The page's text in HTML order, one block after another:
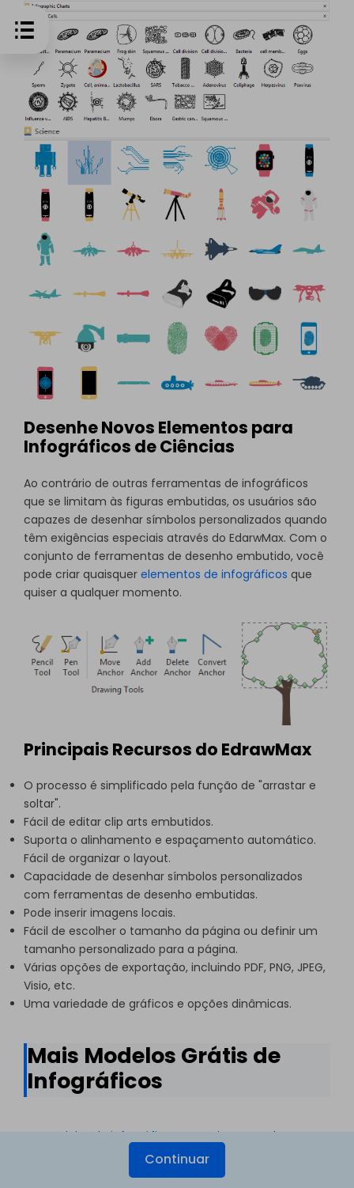
Desenhe Novos Elementos para
Infográficos de Ciências
Ao contrário de outras ferramentas de infográficos
que se limitam às figuras embutidas, os usuários são
capazes de desenhar símbolos personalizados quando
têm exigências especiais através do EdarwMax. Com o
conjunto de ferramentas de desenho embutido, você
pode criar quaisquer elementos de infográficos que
quiser a qualquer momento.
Principais Recursos do EdrawMax
O processo é simplificado pela função de "arrastar e
soltar".
Fácil de editar clip arts embutidos.
Suporta o alinhamento e espaçamento automático.
Fácil de organizar o layout.
Capacidade de desenhar símbolos personalizados
com ferramentas de desenho embutidas.
Pode inserir imagens locais.
Fácil de escolher o tamanho da página ou definir um
tamanho personalizado para a página.
Várias opções de exportação, incluindo PDF, PNG, JPEG,
Visio, etc.
Uma variedade de gráficos e opções dinâmicas.
Mais Modelos Grátis de
Infográficos
modelos de infográficos
a seguir são totalmente
editáveis. Você pode usar qualquer um deles para
começar e poupar seu tempo.
Continuar